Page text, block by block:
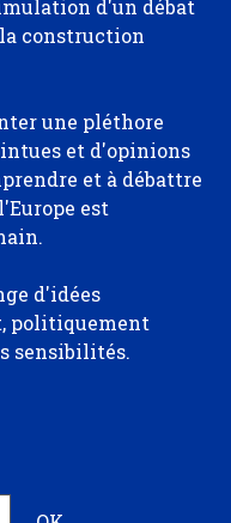
d'un débat
construction
une pléthore
et d'opinions
et à débattre
est
d'idées
politiquement
sensibilités.